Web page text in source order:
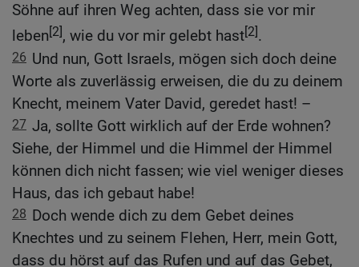
Söhne auf ihren Weg achten, dass sie vor mir
leben[2], wie du vor mir gelebt hast[2].
26 Und nun, Gott Israels, mögen sich doch deine
Worte als zuverlässig erweisen, die du zu deinem
Knecht, meinem Vater David, geredet hast! –
27 Ja, sollte Gott wirklich auf der Erde wohnen?
Siehe, der Himmel und die Himmel der Himmel
können dich nicht fassen; wie viel weniger dieses
Haus, das ich gebaut habe!
28 Doch wende dich zu dem Gebet deines
Knechtes und zu seinem Flehen, Herr, mein Gott,
dass du hörst auf das Rufen und auf das Gebet,